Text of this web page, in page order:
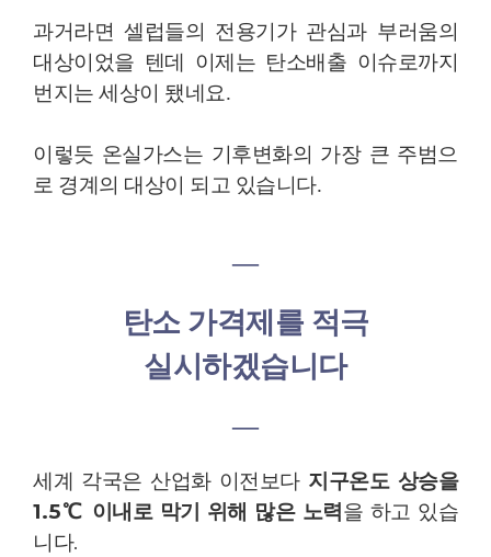
과거라면 셀럽들의 전용기가 관심과 부러움의
대상이었을 텐데 이제는 탄소배출 이슈로까지
번지는 세상이 됐네요.
이렇듯 온실가스는 기후변화의 가장 큰 주범으
로 경계의 대상이 되고 있습니다.
―
탄소 가격제를 적극
실시하겠습니다
―
세계 각국은 산업화 이전보다 지구온도 상승을
1.5℃ 이내로 막기 위해 많은 노력 을 하고 있습
니다.